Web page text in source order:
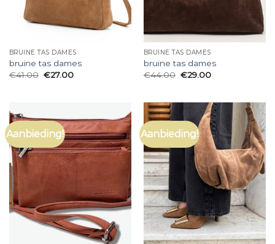
BRUINE TAS DAMES
bruine tas dames
€41.00 €27.00
BRUINE TAS DAMES
bruine tas dames
€44.00 €29.00
Aanbieding! Aanbieding!